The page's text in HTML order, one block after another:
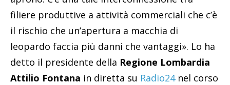
filiere produttive a attività commerciali che c’è
il rischio che un’apertura a macchia di
leopardo faccia più danni che vantaggi». Lo ha
detto il presidente della Regione Lombardia
Attilio Fontana in diretta su Radio24nel corso